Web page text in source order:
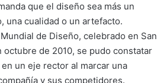
que el diseño sea más un
una cualidad o un artefacto.
de Diseño, celebrado en San
octubre de 2010, se pudo constatar
un eje rector al marcar una
y sus competidores.